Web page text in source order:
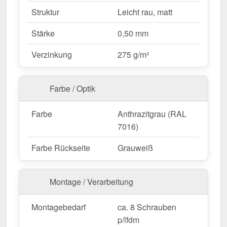
Feste Längen– 2,00 m, flexibel für Ihr
Bauprojekt.
Ideal für folgende Anwendungen:
Satteldächer & Pultdächer– Professioneller
Dachabschluss für langlebigen Schutz.
Carports, Terrassen & Vordächer
Verbindung & Schutz für freistehende
Überdachungen.
Gartenhäuser & Schuppen– Wetterfester
Firstabschluss für kleinere Dachkonstruktionen.
Werkstätten & Lagerhallen– Schutz und
Stabilität für große Dachflächen.
Landwirtschaftliche Gebäude
Widerstandsfähige Lösung für Stallungen &
Maschinenhallen.
Struktur
Leicht rau, matt
Stärke
0,50 mm
Verzinkung
275 g/m²
Farbe / Optik
Farbe
Anthrazitgrau (RAL
7016)
Farbe Rückseite
Grauweiß
Montage / Verarbeitung
Montagebedarf
ca. 8 Schrauben
p/lfdm